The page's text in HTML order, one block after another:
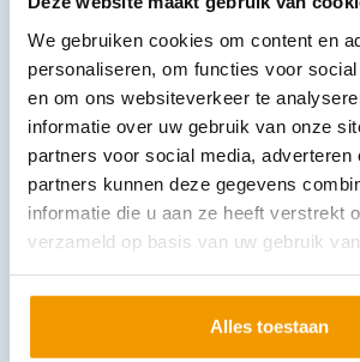
We gebruiken cookies om content en
personaliseren, om functies voor
en om ons websiteverkeer te
informatie over uw gebruik van onze
partners voor social media, adverteren
partners kunnen deze gegevens
informatie die u aan ze heeft verstrekt
verzameld op basis van uw gebruik
Alles toestaan
Salvequick detecteerbare pleisters blauw 6796
€ 10,36 – € 52,32
9.5 excl. btw
Leverbaar